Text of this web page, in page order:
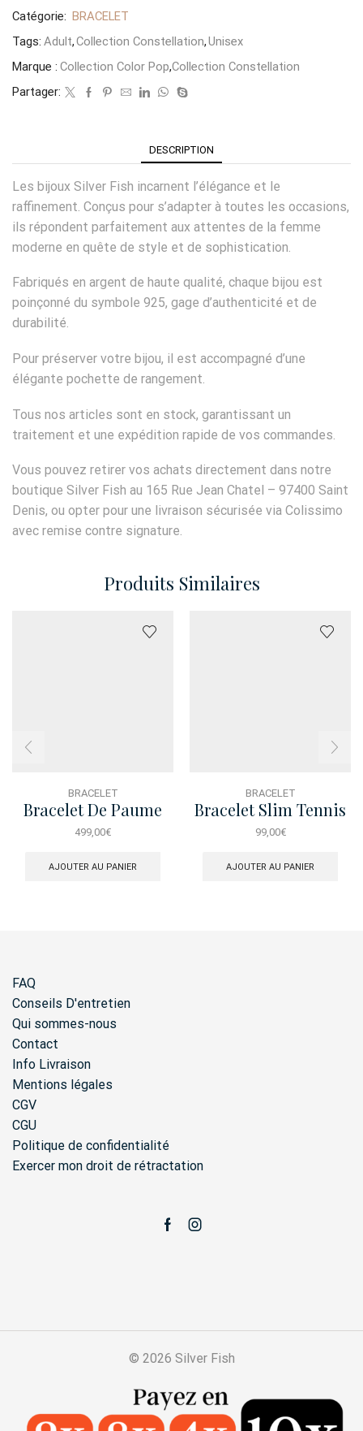
Catégorie: BRACELET
Tags: Adult,Collection Constellation,Unisex
Marque : Collection Color Pop,Collection Constellation
Partager:
DESCRIPTION
Les bijoux Silver Fish incarnent l’élégance et le
raffinement. Conçus pour s’adapter à toutes les occasions,
ils répondent parfaitement aux attentes de la femme
moderne en quête de style et de sophistication.
Fabriqués en argent de haute qualité, chaque bijou est
poinçonné du symbole 925, gage d’authenticité et de
durabilité.
Pour préserver votre bijou, il est accompagné d’une
élégante pochette de rangement.
Tous nos articles sont en stock, garantissant un
traitement et une expédition rapide de vos commandes.
Vous pouvez retirer vos achats directement dans notre
boutique Silver Fish au 165 Rue Jean Chatel – 97400 Saint
Denis, ou opter pour une livraison sécurisée via Colissimo
avec remise contre signature.
Produits Similaires
BRACELET
Bracelet De Paume
Plume Pave
499,00€
AJOUTER AU PANIER
BRACELET
Bracelet Slim Tennis
Degrade Fuchsia
99,00€
AJOUTER AU PANIER
FAQ
Conseils D'entretien
Qui sommes-nous
Contact
Info Livraison
Mentions légales
CGV
CGU
Politique de confidentialité
Exercer mon droit de rétractation
FacebookInstagram
© 2026 Silver Fish